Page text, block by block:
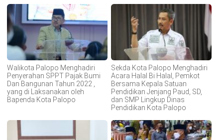
Walikota Palopo Menghadiri
Penyerahan SPPT Pajak Bumi
Dan Bangunan Tahun 2022 ,
yang di Laksanakan oleh
Bapenda Kota Palopo
Sekda Kota Palopo Menghadiri
Acara Halal Bi Halal, Pemkot
Bersama Kepala Satuan
Pendidikan Jenjang Paud, SD,
dan SMP Lingkup Dinas
Pendidikan Kota Palopo